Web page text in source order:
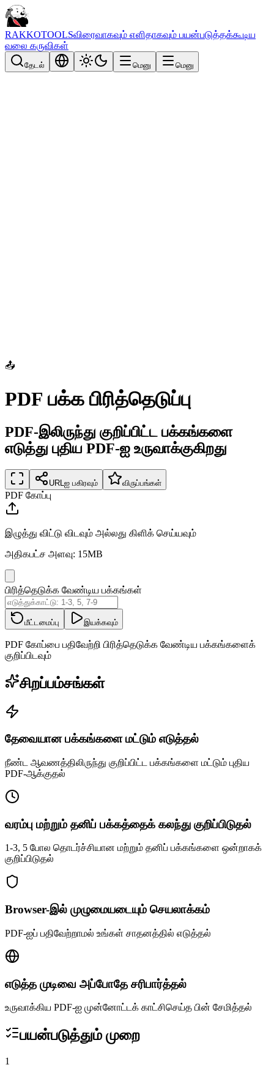
RAKKOTOOLSவிரைவாகவும் எளிதாகவும் பயன்படுத்தக்கூடிய
வலை கருவிகள்
தேடல் மெனு மெனு
📤
PDF பக்க பிரித்தெடுப்பு
PDF-இலிருந்து குறிப்பிட்ட பக்கங்களை
எடுத்து புதிய PDF-ஐ உருவாக்குகிறது
URLஐ பகிரவும் விருப்பங்கள்
PDF கோப்பு
இழுத்து விட்டு விடவும் அல்லது கிளிக் செய்யவும்
அதிகபட்ச அளவு: 15MB
பிரித்தெடுக்க வேண்டிய பக்கங்கள்
மீட்டமைப்பு இயக்கவும்
PDF கோப்பை பதிவேற்றி பிரித்தெடுக்க வேண்டிய பக்கங்களைக்
குறிப்பிடவும்
சிறப்பம்சங்கள்
தேவையான பக்கங்களை மட்டும் எடுத்தல்
நீண்ட ஆவணத்திலிருந்து குறிப்பிட்ட பக்கங்களை மட்டும் புதிய
PDF-ஆக்குதல்
வரம்பு மற்றும் தனிப் பக்கத்தைக் கலந்து குறிப்பிடுதல்
1-3, 5 போல தொடர்ச்சியான மற்றும் தனிப் பக்கங்களை ஒன்றாகக்
குறிப்பிடுதல்
Browser-இல் முழுமையடையும் செயலாக்கம்
PDF-ஐப் பதிவேற்றாமல் உங்கள் சாதனத்தில் எடுத்தல்
எடுத்த முடிவை அப்போதே சரிபார்த்தல்
உருவாக்கிய PDF-ஐ முன்னோட்டக் காட்சிசெய்த பின் சேமித்தல்
பயன்படுத்தும் முறை
1